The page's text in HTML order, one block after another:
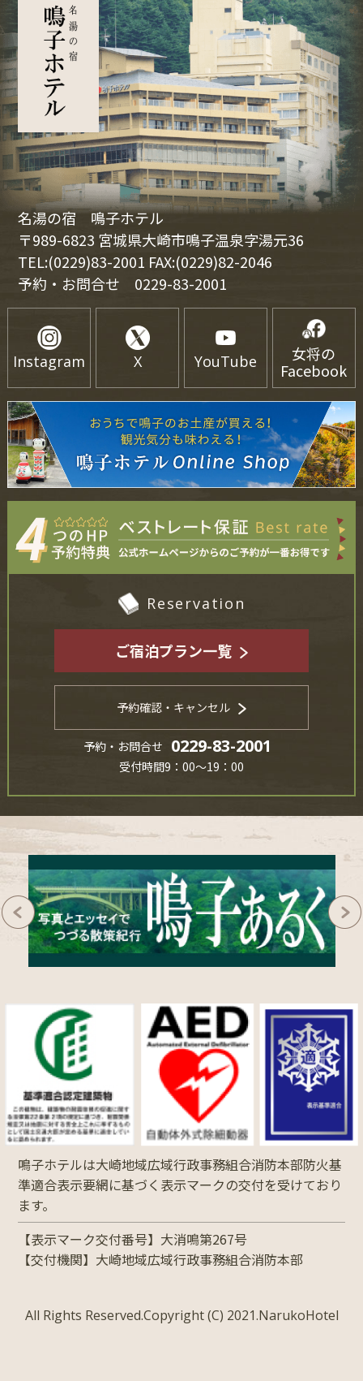
名湯の宿 鳴子ホテル
〒989-6823 宮城県大崎市鳴子温泉字湯元36
TEL:(0229)83-2001 FAX:(0229)82-2046
予約・お問合せ 0229-83-2001
Instagram X YouTube
女将の
Facebook
Reservation
ご宿泊プラン一覧
予約確認・キャンセル
予約・お問合せ 0229-83-2001
受付時間9：00～19：00
鳴子ホテルは大崎地域広域行政事務組合消防本部防火基
準適合表示要網に基づく表示マークの交付を受けており
ます。
【表示マーク交付番号】大消鳴第267号
【交付機関】大崎地域広域行政事務組合消防本部
All Rights Reserved.Copyright (C) 2021.NarukoHotel